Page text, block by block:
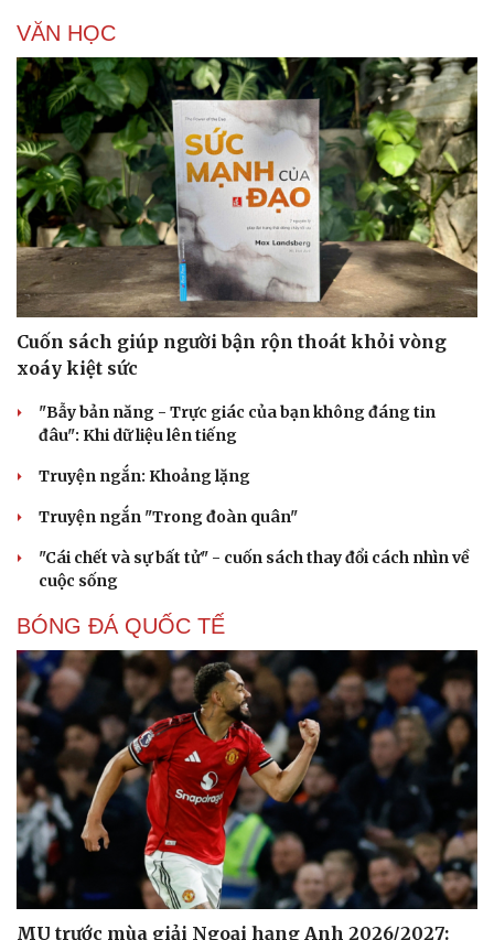
Văn hóa
Văn học
Di sản
Giải trí
VĂN HỌC
Cuốn sách giúp người bận rộn thoát khỏi vòng
xoáy kiệt sức
"Bẫy bản năng - Trực giác của bạn không đáng tin
đâu": Khi dữ liệu lên tiếng
Truyện ngắn: Khoảng lặng
Truyện ngắn "Trong đoàn quân"
"Cái chết và sự bất tử" - cuốn sách thay đổi cách nhìn về
cuộc sống
BÓNG ĐÁ QUỐC TẾ
MU trước mùa giải Ngoại hạng Anh 2026/2027: